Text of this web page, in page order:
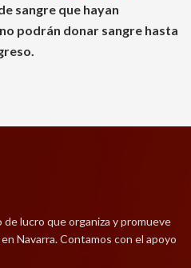
sangre que hayan
no podrán donar sangre hasta
de lucro que organiza y promueve
Navarra. Contamos con el apoyo